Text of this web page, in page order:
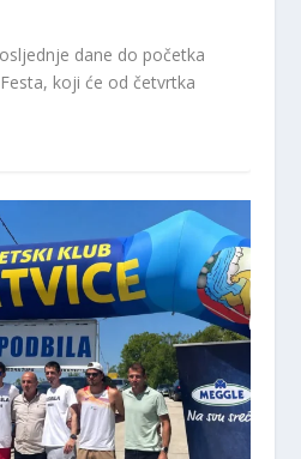
dane do početka
koji će od četvrtka